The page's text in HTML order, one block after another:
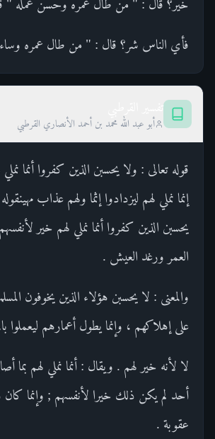
خير؟ قال : " من طال عمره وحسن عمله "
فأي الناس شر؟ قال : " من طال عمره
أبو عبد الله محمد بن أحمد الأنصاري القرطبي
قوله تعالى : ولا يحسبن الذين كفروا أنما
إنما نملي لهم ليزدادوا إثما ولهم عذاب
يحسبن الذين كفروا أنما نملي لهم خير
العمر ورغد العيش .
والمعنى : لا يحسبن هؤلاء الذين يخوفون
على إهلاكهم ، وإنما يطول أعمارهم ليعملوا
لا لأنه خير لهم . ويقال : أنما نملي لهم بما
أحد لم يكن ذلك خيرا لأنفسهم ; وإنما كان
عقوبة .